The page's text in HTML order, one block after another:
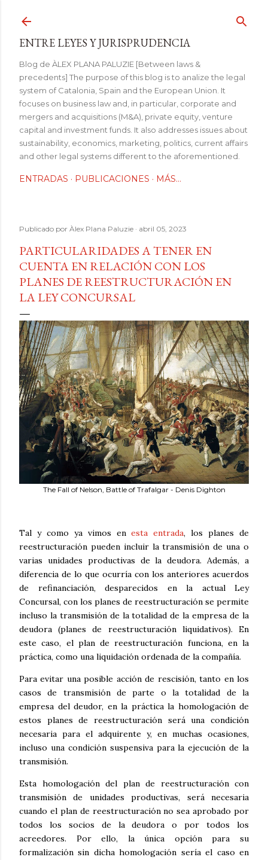
ENTRE LEYES Y JURISPRUDENCIA
Blog de ÀLEX PLANA PALUZIE [Between laws &
precedents] The purpose of this blog is to analize the legal
system of Catalonia, Spain and the European Union. It
focuses on business law and, in particular, corporate and
mergers and acquisitions (M&A), private equity, venture
capital and investment funds. It also addresses issues about
sustainability, economics, marketing, politics, current affairs
and other legal systems different to the aforementioned.
ENTRADAS PUBLICACIONES MÁS…
Publicado por Àlex Plana Paluzie abril 05, 2023
PARTICULARIDADES A TENER EN
CUENTA EN RELACIÓN CON LOS
PLANES DE REESTRUCTURACIÓN EN
LA LEY CONCURSAL
The Fall of Nelson, Battle of Trafalgar - Denis Dighton
Tal y como ya vimos enesta entrada, los planes de
reestructuración pueden incluir la transmisión de una o
varias unidades productivas de la deudora. Además, a
diferencia de lo que ocurría con los anteriores acuerdos
de refinanciación, desparecidos en la actual Ley
Concursal, con los planes de reestructuración se permite
incluso la transmisión de la totalidad de la empresa de la
deudora (planes de reestructuración liquidativos). En
este caso, el plan de reestructuración funciona, en la
práctica, como una liquidación ordenada de la compañía.
Para evitar una posible acción de rescisión, tanto en los
casos de transmisión de parte o la totalidad de la
empresa del deudor, en la práctica la homologación de
estos planes de reestructuración será una condición
necesaria para el adquirente y, en muchas ocasiones,
incluso una condición suspensiva para la ejecución de la
transmisión.
Esta homologación del plan de reestructuración con
transmisión de unidades productivas, será necesaria
cuando el plan de reestructuración no sea aprobado por
todos los socios de la deudora o por todos los
acreedores. Por ello, la única opción para su
formalización sin dicha homologación sería el caso en